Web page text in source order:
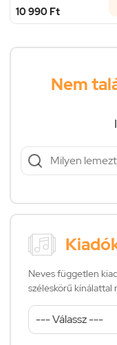
10 990 Ft
Nem
Neves független
széleskörű kínálattal